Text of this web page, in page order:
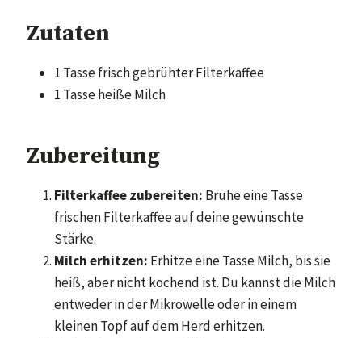
Zutaten
1 Tasse frisch gebrühter Filterkaffee
1 Tasse heiße Milch
Zubereitung
Filterkaffee zubereiten: Brühe eine Tasse
frischen Filterkaffee auf deine gewünschte
Stärke.
Milch erhitzen: Erhitze eine Tasse Milch, bis sie
heiß, aber nicht kochend ist. Du kannst die Milch
entweder in der Mikrowelle oder in einem
kleinen Topf auf dem Herd erhitzen.